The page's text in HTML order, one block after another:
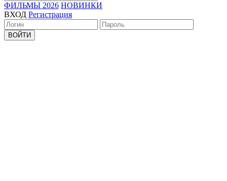
ФИЛЬМЫ 2026 НОВИНКИ
ВХОД Регистрация